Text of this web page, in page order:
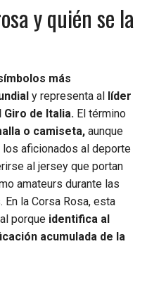
y quién se la
más
y representa al líder
de Italia. El término
o camiseta, aunque
aficionados al deporte
al jersey que portan
amateurs durante las
la Corsa Rosa, esta
porque identifica al
acumulada de la